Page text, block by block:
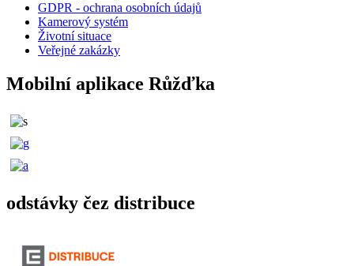
GDPR - ochrana osobních údajů
Kamerový systém
Životní situace
Veřejné zakázky
Mobilní aplikace Růžďka
odstávky čez distribuce